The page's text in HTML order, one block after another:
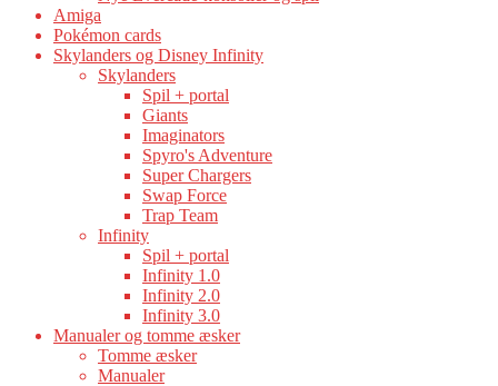
Amiga
Pokémon cards
Skylanders og Disney Infinity
Skylanders
Spil + portal
Giants
Imaginators
Spyro's Adventure
Super Chargers
Swap Force
Trap Team
Infinity
Spil + portal
Infinity 1.0
Infinity 2.0
Infinity 3.0
Manualer og tomme æsker
Tomme æsker
Manualer